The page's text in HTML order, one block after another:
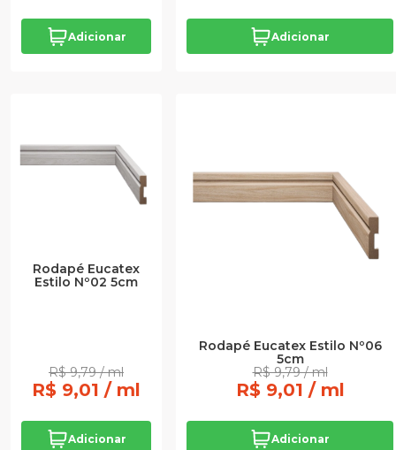
Adicionar Adicionar
Rodapé Eucatex
Estilo Nº02 5cm
R$ 9,79 / ml
R$ 9,01 / ml
Adicionar
Rodapé Eucatex Estilo Nº06
5cm
R$ 9,79 / ml
R$ 9,01 / ml
Adicionar